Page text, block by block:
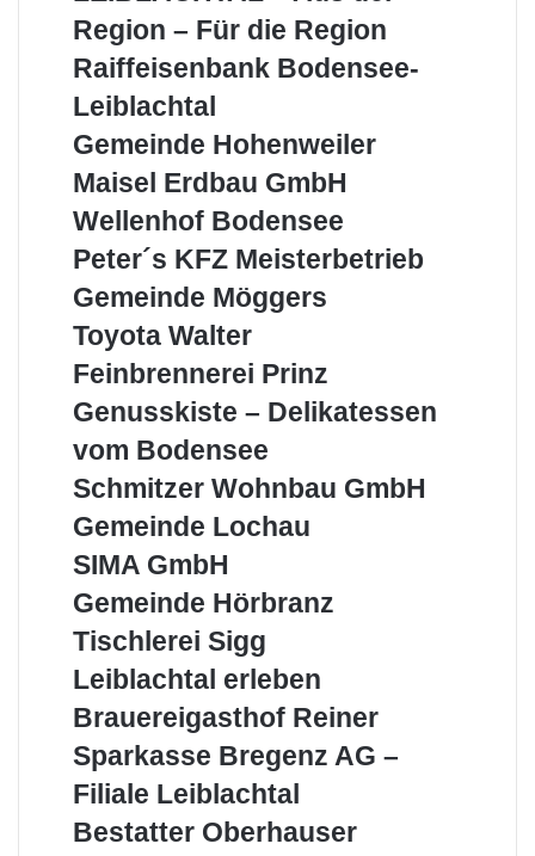
Aus
Region
–
Für
die
Region
Region – Für die Region
Raiffeisenbank
Leiblachtal
Raiffeisenbank Bodensee-
Leiblachtal
Gemeinde
Gemeinde Hohenweiler
Maisel
GmbH
Maisel Erdbau GmbH
Wellenhof
Wellenhof Bodensee
Peter
KFZ
Meisterbetrieb
Peter´s KFZ Meisterbetrieb
Gemeinde
Gemeinde Möggers
Toyota
Walter
Toyota Walter
Feinbrennerei
Feinbrennerei Prinz
Genusskiste
Delikatessen
vom
Genusskiste – Delikatessen
vom Bodensee
Schmitzer
GmbH
Schmitzer Wohnbau GmbH
Gemeinde
Gemeinde Lochau
SIMA
SIMA GmbH
Gemeinde
Gemeinde Hörbranz
Tischlerei
Tischlerei Sigg
Leiblachtal
Leiblachtal erleben
Brauereigasthof
Brauereigasthof Reiner
Sparkasse
Bregenz
AG
–
Sparkasse Bregenz AG –
Filiale Leiblachtal
Bestatter
Bestatter Oberhauser